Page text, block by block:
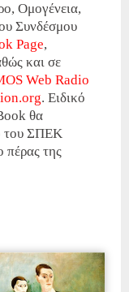
Ομογένεια,
Συνδέσμου
Page,
και σε
Web Radio
. Ειδικό
θα
του ΣΠΕΚ
πέρας της